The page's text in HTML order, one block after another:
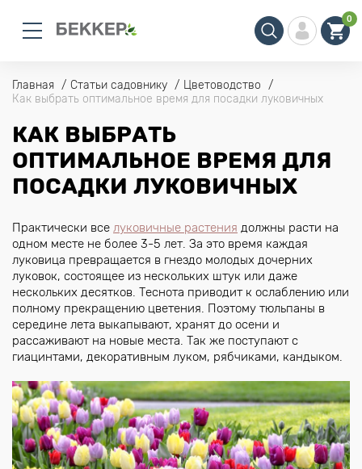
0
Главная Статьи садовнику
Цветоводство
Как выбрать оптимальное время для посадки луковичных
КАК ВЫБРАТЬ
ОПТИМАЛЬНОЕ ВРЕМЯ ДЛЯ
ПОСАДКИ ЛУКОВИЧНЫХ
Практически все луковичные растения должны расти на
одном месте не более 3-5 лет. За это время каждая
луковица превращается в гнездо молодых дочерних
луковок, состоящее из нескольких штук или даже
нескольких десятков. Теснота приводит к ослаблению или
полному прекращению цветения. Поэтому тюльпаны в
середине лета выкапывают, хранят до осени и
рассаживают на новые места. Так же поступают с
гиацинтами, декоративным луком, рябчиками, кандыком.